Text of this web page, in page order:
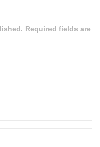
Required fields are